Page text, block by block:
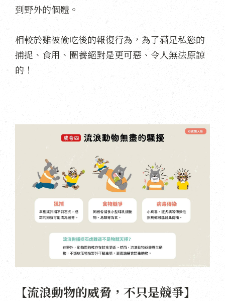
到野外的個體。
相較於雞被偷吃後的報復行為，為了滿足私慾的
捕捉、食用、圈養絕對是更可惡、令人無法原諒
的！
【流浪動物的威脅，不只是競爭】